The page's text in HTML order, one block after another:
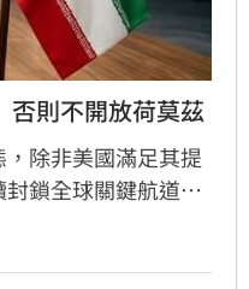
否則不開放荷莫茲
除非美國滿足其提
鎖全球關鍵航道荷
含終止對伊朗及其